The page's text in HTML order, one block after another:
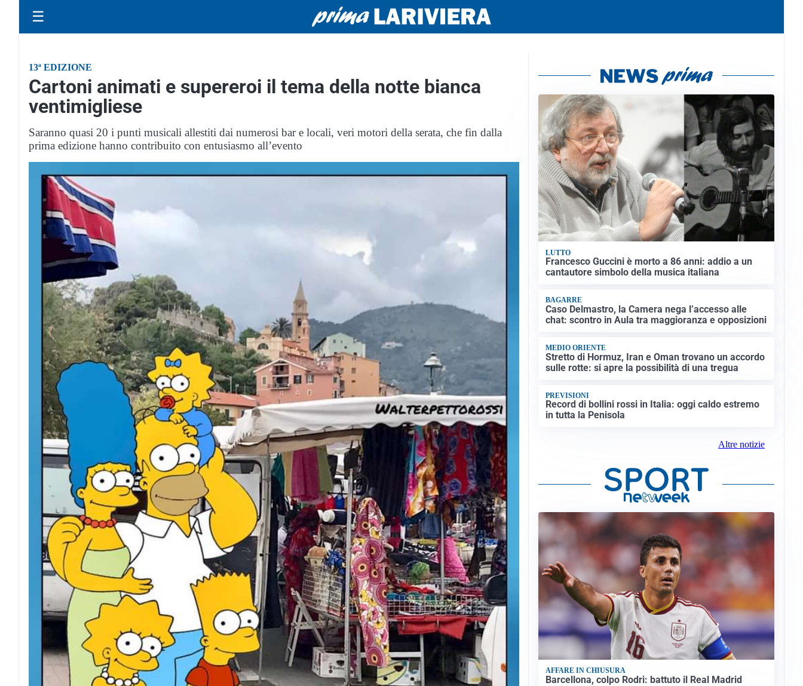
☰
13ª EDIZIONE
Cartoni animati e supereroi il tema della notte bianca
ventimigliese
Saranno quasi 20 i punti musicali allestiti dai numerosi bar e locali, veri motori della serata, che fin dalla
prima edizione hanno contribuito con entusiasmo all’evento
LUTTO
Francesco Guccini è morto a 86 anni: addio a un
cantautore simbolo della musica italiana
BAGARRE
Caso Delmastro, la Camera nega l’accesso alle
chat: scontro in Aula tra maggioranza e opposizioni
MEDIO ORIENTE
Stretto di Hormuz, Iran e Oman trovano un accordo
sulle rotte: si apre la possibilità di una tregua
PREVISIONI
Record di bollini rossi in Italia: oggi caldo estremo
in tutta la Penisola
Altre notizie
AFFARE IN CHIUSURA
Barcellona, colpo Rodri: battuto il Real Madrid